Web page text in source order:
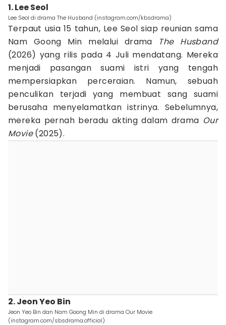
1. Lee Seol
Lee Seol di drama The Husband (instagram.com/kbsdrama)
Terpaut usia 15 tahun, Lee Seol siap reunian sama
Nam Goong Min melalui drama
The Husband
(2026) yang rilis pada 4 Juli mendatang. Mereka
menjadi pasangan suami istri yang tengah
mempersiapkan perceraian. Namun, sebuah
penculikan terjadi yang membuat sang suami
berusaha menyelamatkan istrinya. Sebelumnya,
mereka pernah beradu akting dalam drama Our
Movie(2025).
2. Jeon Yeo Bin
Jeon Yeo Bin dan Nam Goong Min di drama Our Movie
(instagram.com/sbsdrama.official)